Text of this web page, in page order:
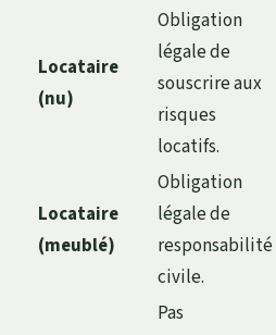
Locataire
(nu)
Obligation
légale de
souscrire aux
risques
locatifs.
Locataire
(meublé)
Obligation
légale de
responsabilité
civile.
Pas